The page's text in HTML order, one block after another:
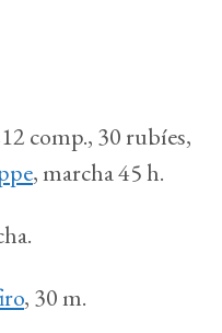
comp., 30 rubíes,
, marcha 45 h.
, 30 m.